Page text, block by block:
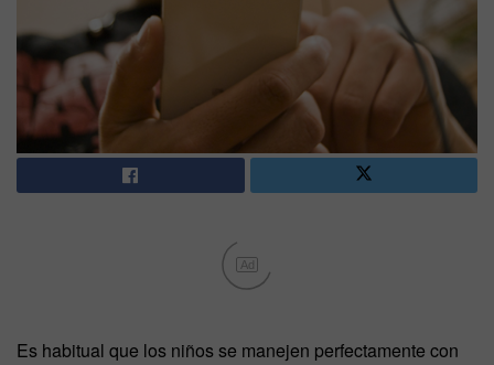
Ad
Es habitual que los niños se manejen perfectamente con